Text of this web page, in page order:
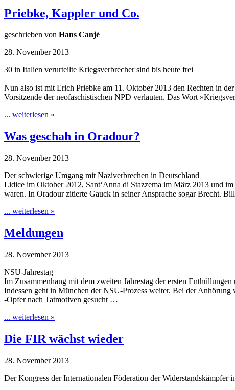
Priebke, Kappler und Co.
geschrieben von Hans Canjé
28. November 2013
30 in Italien verurteilte Kriegsverbrecher sind bis heute frei
Nun also ist mit Erich Priebke am 11. Oktober 2013 den Rechten in
Vorsitzende der neofaschistischen NPD verlauten. Das Wort
... weiterlesen »
Was geschah in Oradour?
28. November 2013
Der schwierige Umgang mit Naziverbrechen in Deutschland
Lidice im Oktober 2012, Sant‘Anna di Stazzema im März 2013 und
waren. In Oradour zitierte Gauck in seiner Ansprache sogar Brecht.
... weiterlesen »
Meldungen
28. November 2013
NSU-Jahrestag
Im Zusammenhang mit dem zweiten Jahrestag der ersten
Indessen geht in München der NSU-Prozess weiter. Bei der
-Opfer nach Tatmotiven gesucht …
... weiterlesen »
Die FIR wächst wieder
28. November 2013
Der Kongress der Internationalen Föderation der Widerstandskämpfer